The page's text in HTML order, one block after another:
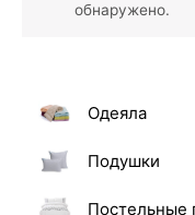
Одеяла
Подушки
Постельные
обнаружено.